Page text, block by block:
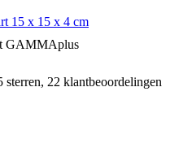
15 x 15 x 4 cm
GAMMAplus
sterren, 22 klantbeoordelingen